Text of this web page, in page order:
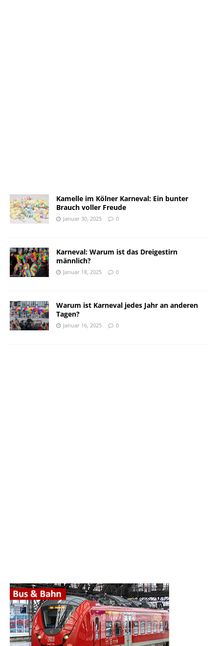
Kamelle im Kölner Karneval: Ein bunter
Brauch voller Freude
Januar 30, 2025 0
Karneval: Warum ist das Dreigestirn
männlich?
Januar 18, 2025 0
Warum ist Karneval jedes Jahr an anderen
Tagen?
Januar 16, 2025 0